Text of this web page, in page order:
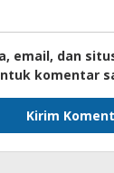
email, dan
komentar